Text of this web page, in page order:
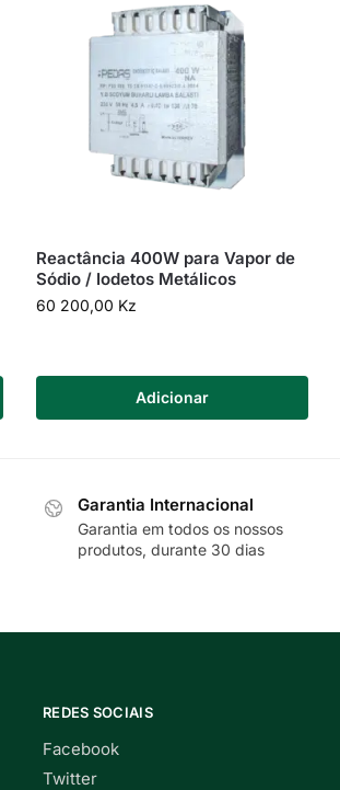
Reactância 400W para Vapor de
Sódio / Iodetos Metálicos
60 200,00 Kz
Adicionar
Garantia Internacional
Garantia em todos os nossos
produtos, durante 30 dias
REDES SOCIAIS
Facebook
Twitter